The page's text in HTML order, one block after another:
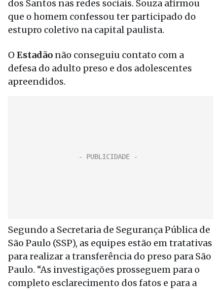
dos Santos nas redes sociais. Souza afirmou
que o homem confessou ter participado do
estupro coletivo na capital paulista.
O Estadão não conseguiu contato com a
defesa do adulto preso e dos adolescentes
apreendidos.
Segundo a Secretaria de Segurança Pública de
São Paulo (SSP), as equipes estão em tratativas
para realizar a transferência do preso para São
Paulo. “As investigações prosseguem para o
completo esclarecimento dos fatos e para a